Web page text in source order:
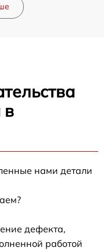
в
нами детали
дефекта,
работой